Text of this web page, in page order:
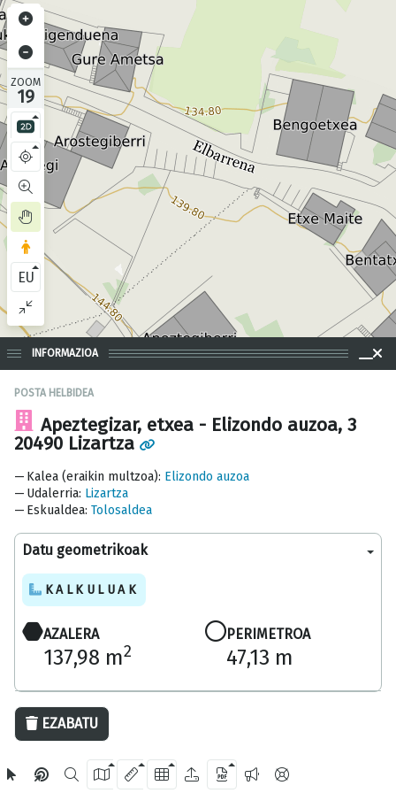
ZOOM
19
EU
OpenStreetMap
INFORMAZIOA
POSTA HELBIDEA
Apeztegizar, etxea - Elizondo auzoa, 3
20490 Lizartza
Kalea (eraikin multzoa): Elizondo auzoa
Udalerria: Lizartza
Eskualdea: Tolosaldea
Datu geometrikoak
KALKULUAK
AZALERA
137,98 m2
PERIMETROA
47,13 m
EZABATU